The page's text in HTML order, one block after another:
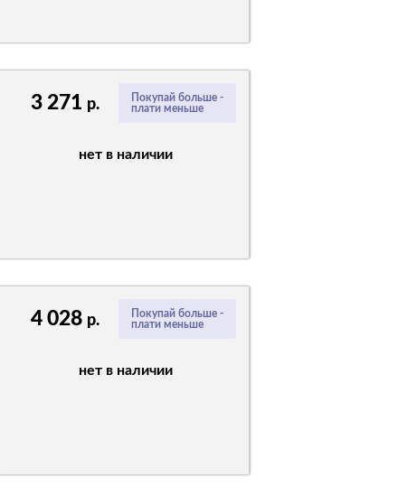
Покупай больше -
плати меньше
3 271 р.
нет в наличии
Покупай больше -
плати меньше
4 028 р.
нет в наличии